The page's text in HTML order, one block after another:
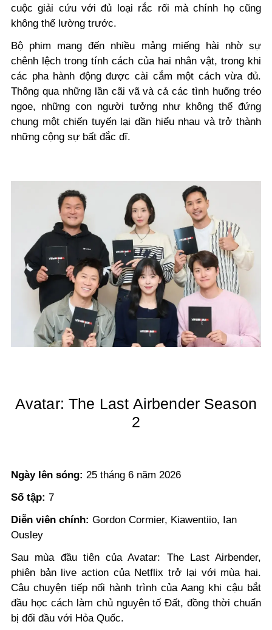
cuộc giải cứu với đủ loại rắc rối mà chính họ cũng
không thể lường trước.
Bộ phim mang đến nhiều mảng miếng hài nhờ sự
chênh lệch trong tính cách của hai nhân vật, trong khi
các pha hành động được cài cắm một cách vừa đủ.
Thông qua những lần cãi vã và cả các tình huống tréo
ngoe, những con người tưởng như không thể đứng
chung một chiến tuyến lại dần hiểu nhau và trở thành
những cộng sự bất đắc dĩ.
Avatar: The Last Airbender Season
2
Ngày lên sóng: 25 tháng 6 năm 2026
Số tập: 7
Diễn viên chính: Gordon Cormier, Kiawentiio, Ian
Ousley
Sau mùa đầu tiên của Avatar: The Last Airbender,
phiên bản live action của Netflix trở lại với mùa hai.
Câu chuyện tiếp nối hành trình của Aang khi cậu bắt
đầu học cách làm chủ nguyên tố Đất, đồng thời chuẩn
bị đối đầu với Hỏa Quốc.